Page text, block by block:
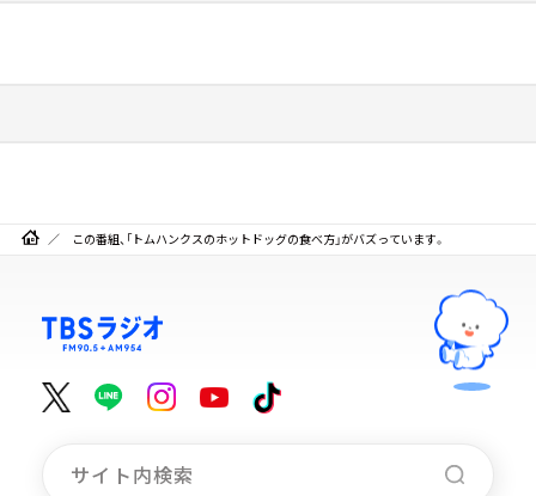
この番組、「トムハンクスのホットドッグの食べ方」がバズっています。